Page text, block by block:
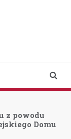
powodu
Domu